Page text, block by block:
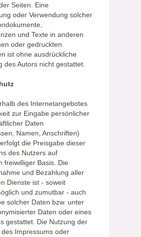
Seiten. Eine
oder Verwendung solcher
und Texte in anderen
oder gedruckten
ist ohne ausdrückliche
des Autors nicht gestattet.
des Internetangebotes
zur Eingabe persönlicher
Daten
Namen, Anschriften)
die Preisgabe dieser
des Nutzers auf
freiwilliger Basis. Die
und Bezahlung aller
Dienste ist - soweit
und zumutbar - auch
solcher Daten bzw. unter
Daten oder eines
gestattet. Die Nutzung der
Impressums oder